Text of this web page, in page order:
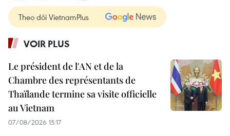
Theo dõi VietnamPlus
VOIR PLUS
Le président de l'AN et de la
Chambre des représentants de
Thaïlande termine sa visite officielle
au Vietnam
07/08/2026 15:17